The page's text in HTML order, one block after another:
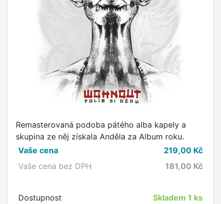
Remasterovaná podoba pátého alba kapely a
skupina ze něj získala Anděla za Album roku.
Vaše cena
219,00 Kč
Vaše cena bez DPH
181,00 Kč
Dostupnost Skladem1 ks